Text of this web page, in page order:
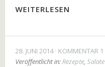
WEITERLESEN
28. JUNI 2014 KOMMENTAR 1
Veröffentlicht in:Rezepte, Salate